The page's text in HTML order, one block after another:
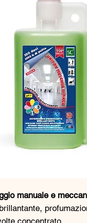
manuale e